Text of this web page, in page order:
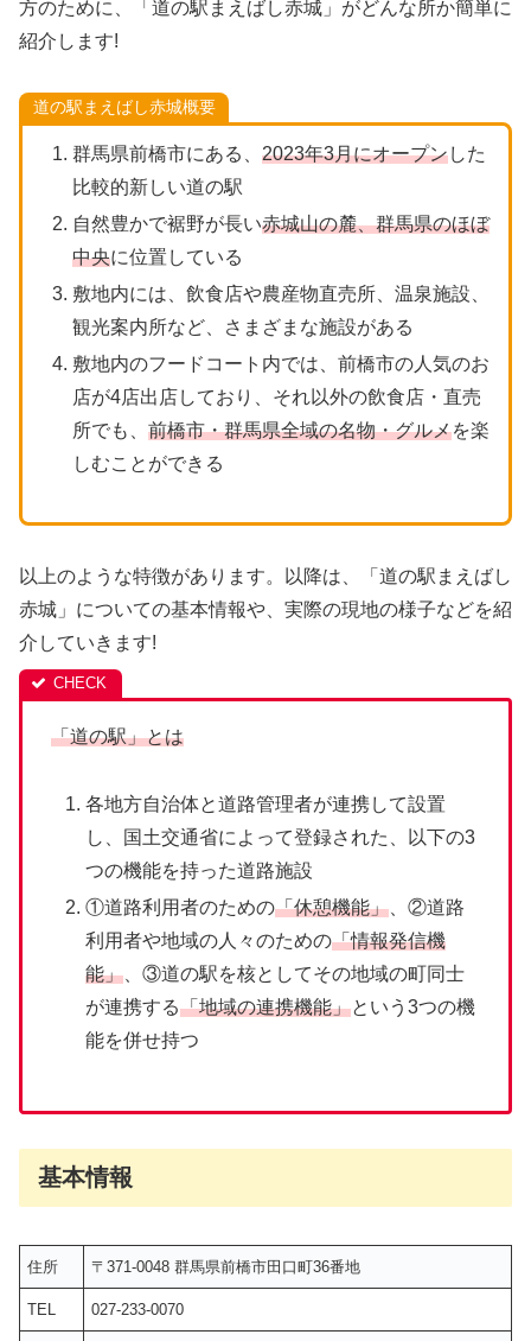
方のために、「道の駅まえばし赤城」がどんな所か簡単に
紹介します!
道の駅まえばし赤城概要
群馬県前橋市にある、 2023年3月にオープンした
比較的新しい道の駅
自然豊かで裾野が長い赤城山の麓、群馬県のほぼ
中央に位置している
敷地内には、飲食店や農産物直売所、温泉施設、
観光案内所など、さまざまな施設がある
敷地内のフードコート内では、前橋市の人気のお
店が4店出店しており、それ以外の飲食店・直売
所でも、 前橋市・群馬県全域の名物・グルメを楽
しむことができる
以上のような特徴があります。以降は、「道の駅まえばし
赤城」についての基本情報や、実際の現地の様子などを紹
介していきます!
「道の駅」とは
各地方自治体と道路管理者が連携して設置
し、国土交通省によって登録された、以下の3
つの機能を持った道路施設
①道路利用者のための「休憩機能」 、②道路
利用者や地域の人々のための「情報発信機
能」 、③道の駅を核としてその地域の町同士
が連携する「地域の連携機能」という3つの機
能を併せ持つ
基本情報
住所 〒371-0048 群馬県前橋市田口町36番地
TEL 027-233-0070